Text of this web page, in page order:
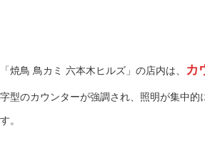
「焼鳥 鳥カミ 六本木ヒルズ」の店内は、 カ
字型のカウンターが強調され、照明が集中
す。